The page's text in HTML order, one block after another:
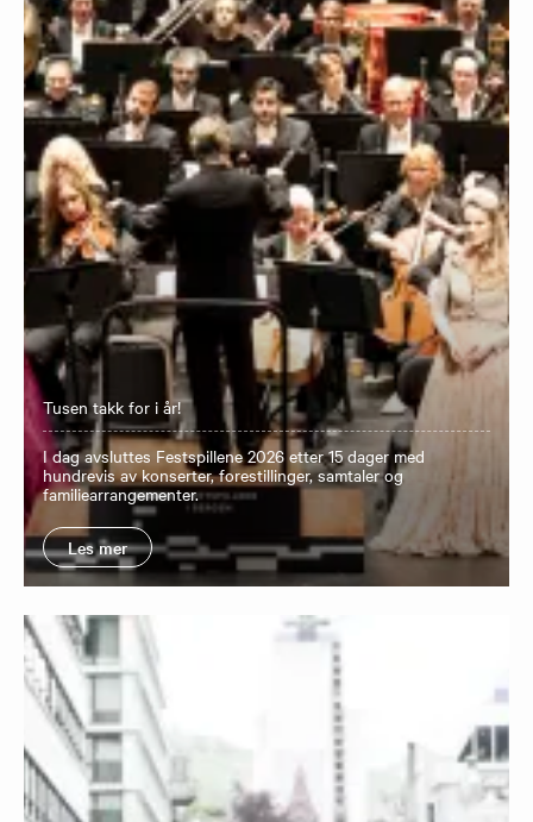
Tusen takk for i år!
I dag avsluttes Festspillene 2026 etter 15 dager med
hundrevis av konserter, forestillinger, samtaler og
familiearrangementer.
Les mer